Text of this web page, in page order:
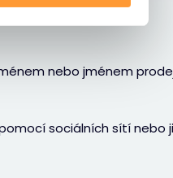
nebo jménem
sociálních sítí nebo